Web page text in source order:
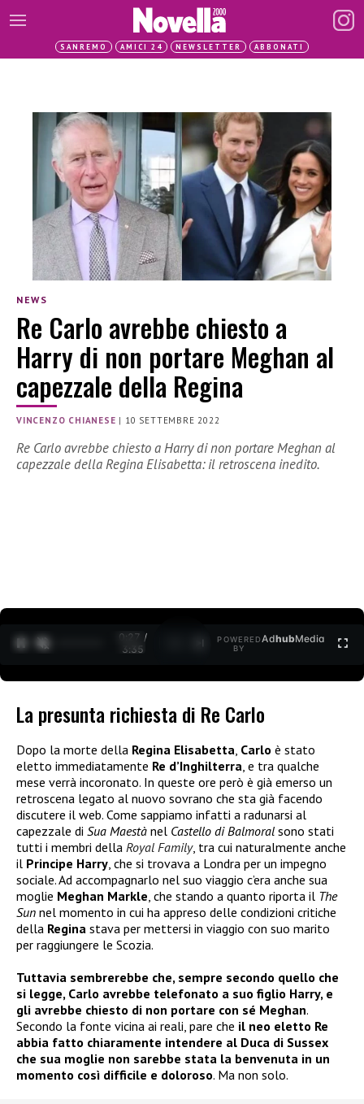
SANREMO AMICI 24 NEWSLETTER ABBONATI
NEWS
Re Carlo avrebbe chiesto a
Harry di non portare Meghan al
capezzale della Regina
VINCENZO CHIANESE | 10 SETTEMBRE 2022
Re Carlo avrebbe chiesto a Harry di non portare Meghan al
capezzale della Regina Elisabetta: il retroscena inedito.
0:28 /
3:35
POWERED
BY
AdhubMedia
La presunta richiesta di Re Carlo
Dopo la morte della Regina Elisabetta, Carlo è stato
eletto immediatamente Re d’Inghilterra, e tra qualche
mese verrà incoronato. In queste ore però è già emerso un
retroscena legato al nuovo sovrano che sta già facendo
discutere il web. Come sappiamo infatti a radunarsi al
capezzale di Sua Maestà nel Castello di Balmoral sono stati
tutti i membri della Royal Family, tra cui naturalmente anche
il Principe Harry, che si trovava a Londra per un impegno
sociale. Ad accompagnarlo nel suo viaggio c’era anche sua
moglie Meghan Markle, che stando a quanto riporta il The
Sun nel momento in cui ha appreso delle condizioni critiche
della Regina stava per mettersi in viaggio con suo marito
per raggiungere le Scozia.
Tuttavia sembrerebbe che, sempre secondo quello che
si legge, Carlo avrebbe telefonato a suo figlio Harry, e
gli avrebbe chiesto di non portare con sé Meghan.
Secondo la fonte vicina ai reali, pare che il neo eletto Re
abbia fatto chiaramente intendere al Duca di Sussex
che sua moglie non sarebbe stata la benvenuta in un
momento così difficile e doloroso. Ma non solo.